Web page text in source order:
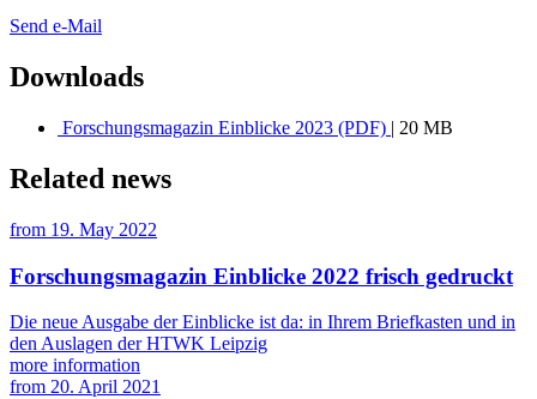
Send e-Mail
Downloads
Forschungsmagazin Einblicke 2023 (PDF) | 20 MB
Related news
from 19. May 2022
Forschungsmagazin Einblicke 2022 frisch gedruckt
Die neue Ausgabe der Einblicke ist da: in Ihrem Briefkasten und in
den Auslagen der HTWK Leipzig
more information
from 20. April 2021